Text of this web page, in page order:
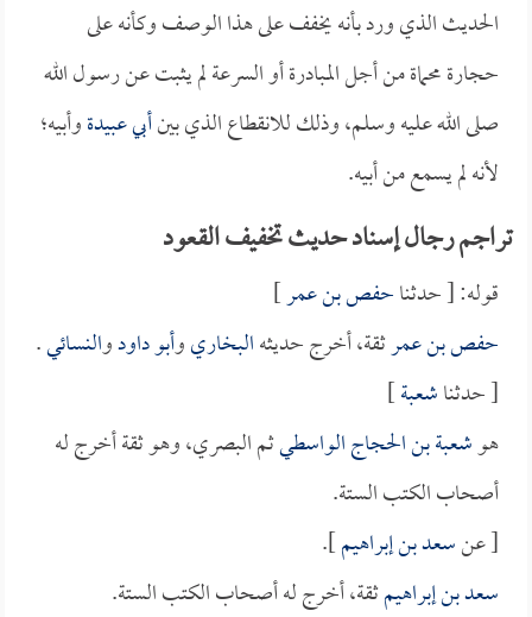
الحديث الذي ورد بأنه يخفف على هذا الوصف وكأنه على
حجارة محماة من أجل المبادرة أو السرعة لم يثبت عن رسول الله
صلى الله عليه وسلم، وذلك للانقطاع الذي بينأبي عبيدةوأبيه؛
لأنه لم يسمع من أبيه.
تراجم رجال إسناد حديث تخفيف القعود
قوله: [ حدثناحفص بن عمر]
حفص بن عمرثقة، أخرج حديثهالبخاريوأبو داودوالنسائي.
[ حدثناشعبة]
هوشعبة بن الحجاج الواسطيثم البصري، وهو ثقة أخرج له
أصحاب الكتب الستة.
[ عنسعد بن إبراهيم].
سعد بن إبراهيمثقة، أخرج له أصحاب الكتب الستة.